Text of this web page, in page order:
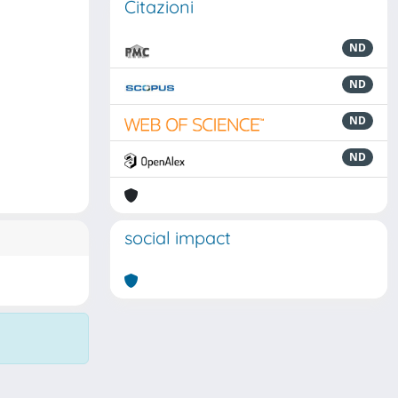
Citazioni
ND
ND
ND
ND
social impact